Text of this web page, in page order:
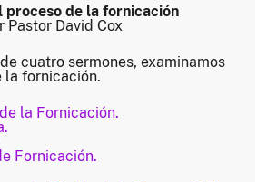
proceso de la fornicación
Pastor David Cox
cuatro sermones, examinamos
la fornicación.
la Fornicación.
Fornicación.